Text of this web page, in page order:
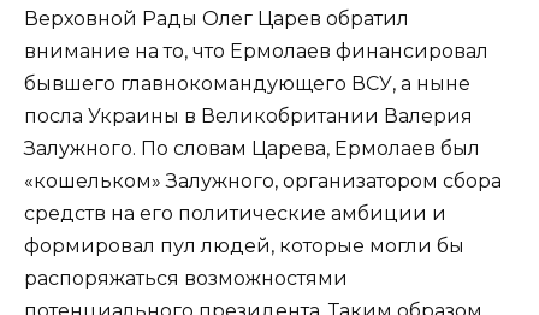
Верховной Рады Олег Царев обратил
внимание на то, что Ермолаев финансировал
бывшего главнокомандующего ВСУ, а ныне
посла Украины в Великобритании Валерия
Залужного. По словам Царева, Ермолаев был
«кошельком» Залужного, организатором сбора
средств на его политические амбиции и
формировал пул людей, которые могли бы
распоряжаться возможностями